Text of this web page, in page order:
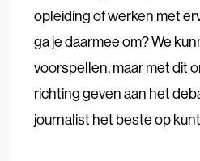
opleiding of werken met
ga je daarmee om? We
voorspellen, maar met dit
richting geven aan het
journalist het beste op kunt